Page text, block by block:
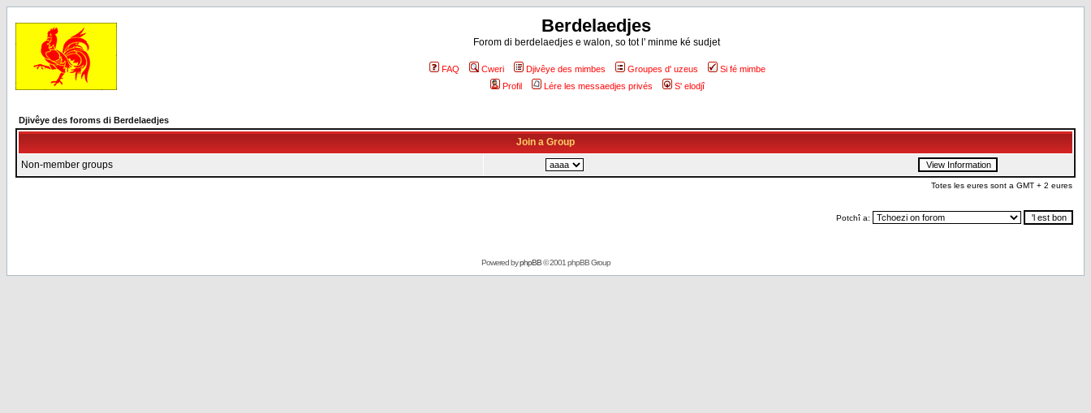
Berdelaedjes
Forom di berdelaedjes e walon, so tot l' minme ké sudjet
FAQ Cweri Djivêye des mimbes Groupes d' uzeus
Si fé mimbe
Profil
Lére les messaedjes privés S' elodjî
Djivêye des foroms di Berdelaedjes
Join a Group
Non-member groups
Totes les eures sont a GMT + 2 eures
Potchî a:
Powered byphpBB© 2001 phpBB Group